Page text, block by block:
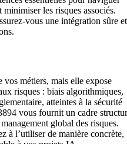
les risques associés.
vous une intégration sûre et
métiers, mais elle expose
risques : biais algorithmiques,
atteintes à la sécurité
vous fournit un cadre
global des risques.
à l’utiliser de manière concrète,